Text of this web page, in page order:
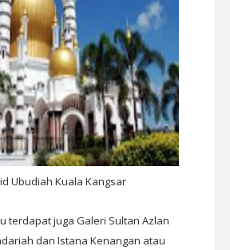
Ubudiah Kuala Kangsar
terdapat juga Galeri Sultan Azlan
dan Istana Kenangan atau